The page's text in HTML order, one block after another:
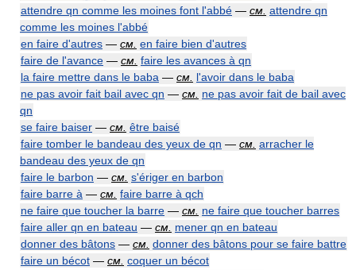
attendre qn comme les moines font l'abbé — см. attendre qn
comme les moines l'abbé
en faire d'autres — см. en faire bien d'autres
faire de l'avance — см. faire les avances à qn
la faire mettre dans le baba — см. l'avoir dans le baba
ne pas avoir fait bail avec qn — см. ne pas avoir fait de bail avec
qn
se faire baiser — см. être baisé
faire tomber le bandeau des yeux de qn — см. arracher le
bandeau des yeux de qn
faire le barbon — см. s'ériger en barbon
faire barre à — см. faire barre à qch
ne faire que toucher la barre — см. ne faire que toucher barres
faire aller qn en bateau — см. mener qn en bateau
donner des bâtons — см. donner des bâtons pour se faire battre
faire un bécot — см. coquer un bécot